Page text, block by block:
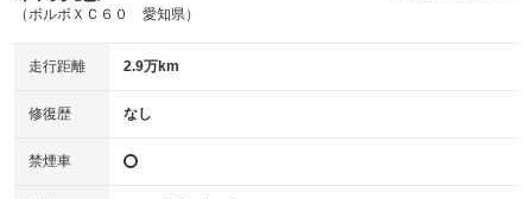
（ボルボＸＣ６０ 愛知県）
走行距離 2.9万km
修復歴 なし
禁煙車